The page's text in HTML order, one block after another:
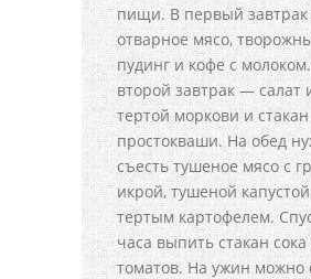
пищи. В первый завтрак
отварное мясо,
пудинг и кофе с
второй завтрак — салат
тертой моркови и стакан
простокваши. На обед
съесть тушеное мясо с
икрой, тушеной
тертым картофелем.
часа выпить стакан сока
томатов. На ужин можно